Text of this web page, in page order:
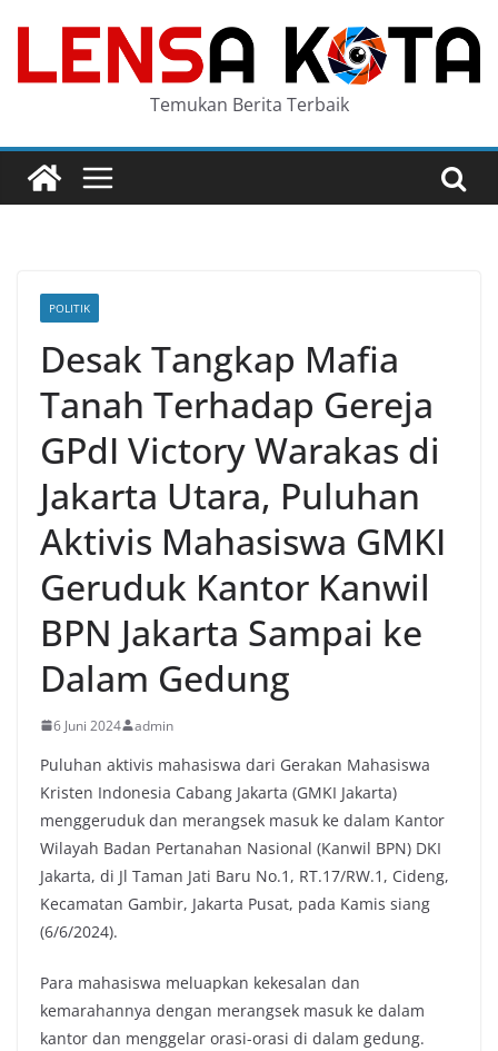
content
Temukan Berita Terbaik
POLITIK
Desak Tangkap Mafia
Tanah Terhadap Gereja
GPdI Victory Warakas di
Jakarta Utara, Puluhan
Aktivis Mahasiswa GMKI
Geruduk Kantor Kanwil
BPN Jakarta Sampai ke
Dalam Gedung
6 Juni 2024 admin
Puluhan aktivis mahasiswa dari Gerakan Mahasiswa
Kristen Indonesia Cabang Jakarta (GMKI Jakarta)
menggeruduk dan merangsek masuk ke dalam Kantor
Wilayah Badan Pertanahan Nasional (Kanwil BPN) DKI
Jakarta, di Jl Taman Jati Baru No.1, RT.17/RW.1, Cideng,
Kecamatan Gambir, Jakarta Pusat, pada Kamis siang
(6/6/2024).
Para mahasiswa meluapkan kekesalan dan
kemarahannya dengan merangsek masuk ke dalam
kantor dan menggelar orasi-orasi di dalam gedung.